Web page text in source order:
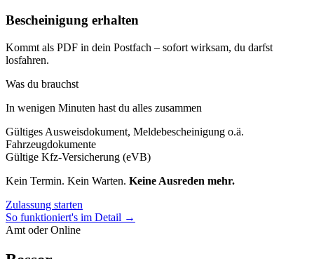
Bescheinigung erhalten
Kommt als PDF in dein Postfach – sofort wirksam, du darfst
losfahren.
Was du brauchst
In wenigen Minuten hast du alles zusammen
Gültiges Ausweisdokument, Meldebescheinigung o.ä.
Fahrzeugdokumente
Gültige Kfz-Versicherung (eVB)
Kein Termin. Kein Warten. Keine Ausreden mehr.
Zulassung starten
So funktioniert's im Detail →
Amt oder Online